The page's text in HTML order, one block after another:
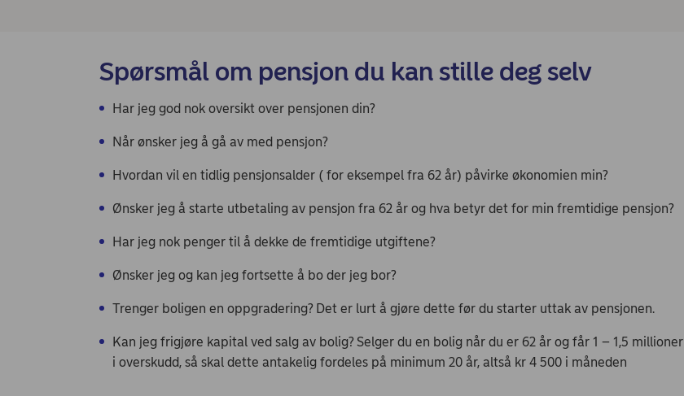
Spørsmål om pensjon du kan stille deg selv
Har jeg god nok oversikt over pensjonen din?
Når ønsker jeg å gå av med pensjon?
Hvordan vil en tidlig pensjonsalder ( for eksempel fra 62 år) påvirke økonomien min?
Ønsker jeg å starte utbetaling av pensjon fra 62 år og hva betyr det for min fremtidige pensjon?
Har jeg nok penger til å dekke de fremtidige utgiftene?
Ønsker jeg og kan jeg fortsette å bo der jeg bor?
Trenger boligen en oppgradering? Det er lurt å gjøre dette før du starter uttak av pensjonen.
Kan jeg frigjøre kapital ved salg av bolig? Selger du en bolig når du er 62 år og får 1 – 1,5 millioner
i overskudd, så skal dette antakelig fordeles på minimum 20 år, altså kr 4 500 i måneden